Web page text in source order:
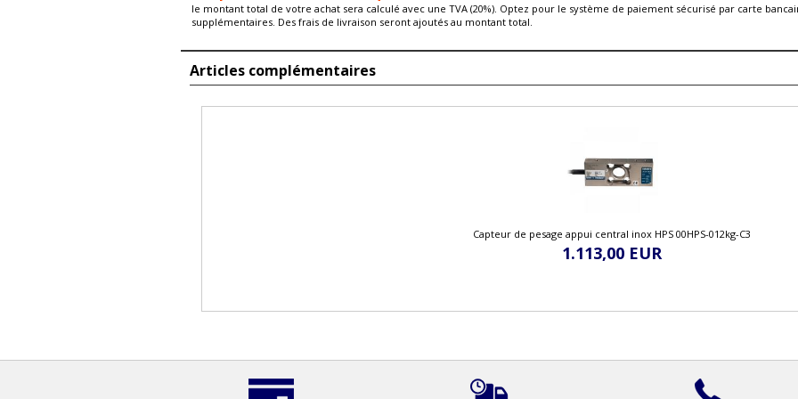
le montant total de votre achat sera calculé avec une TVA (20%). Optez pour le système de paiement sécurisé par carte
supplémentaires. Des frais de livraison seront ajoutés au montant total.
Articles complémentaires
Capteur de pesage appui central inox HPS 00HPS-012kg-C3
1.113,00 EUR